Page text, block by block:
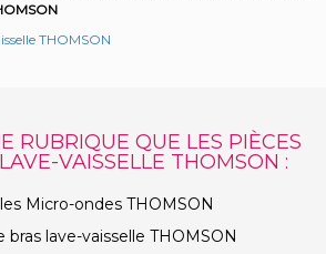
THOMSON
RUBRIQUE QUE LES PIÈCES
VAISSELLE THOMSON :
Micro-ondes THOMSON
bras lave-vaisselle THOMSON